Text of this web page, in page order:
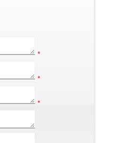
*
*
*